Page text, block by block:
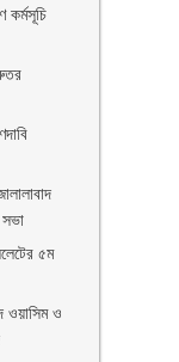
কর্মসূচি
সভা
৫ম
ওয়াসিম ও